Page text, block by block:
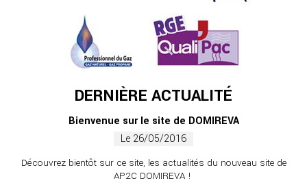
DERNIÈRE ACTUALITÉ
Bienvenue sur le site de DOMIREVA
Le 26/05/2016
Découvrez bientôt sur ce site, les actualités du nouveau site de
AP2C DOMIREVA !